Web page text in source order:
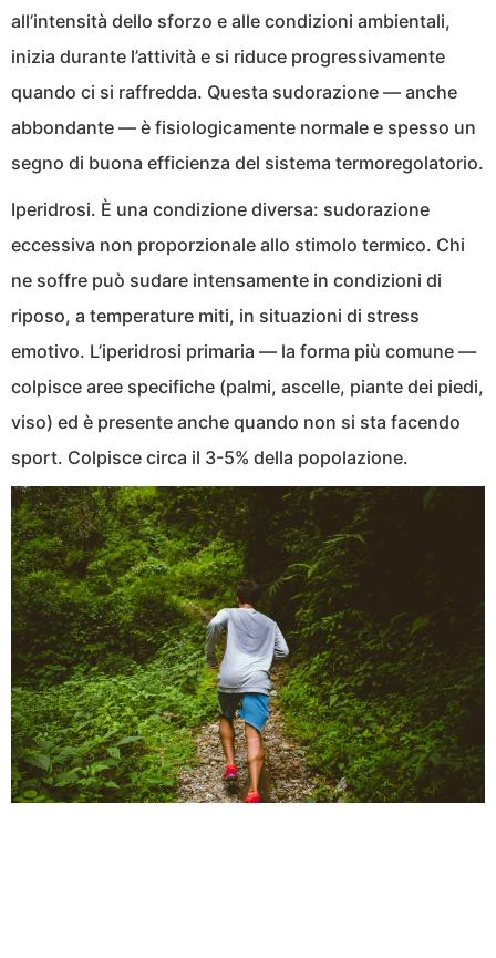
all’intensità dello sforzo e alle condizioni ambientali,
inizia durante l’attività e si riduce progressivamente
quando ci si raffredda. Questa sudorazione — anche
abbondante — è fisiologicamente normale e spesso un
segno di buona efficienza del sistema termoregolatorio.
Iperidrosi. È una condizione diversa: sudorazione
eccessiva non proporzionale allo stimolo termico. Chi
ne soffre può sudare intensamente in condizioni di
riposo, a temperature miti, in situazioni di stress
emotivo. L’iperidrosi primaria — la forma più comune —
colpisce aree specifiche (palmi, ascelle, piante dei piedi,
viso) ed è presente anche quando non si sta facendo
sport. Colpisce circa il 3-5% della popolazione.